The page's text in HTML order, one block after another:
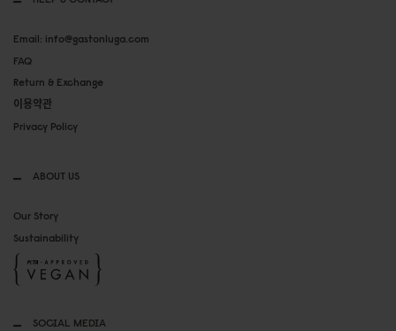
Email: info@gastonluga.com
FAQ
Return & Exchange
이용약관
Privacy Policy
ABOUT US
Our Story
Sustainability
SOCIAL MEDIA